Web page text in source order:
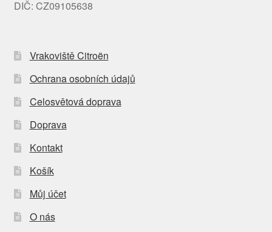
DIČ: CZ09105638
Vrakoviště Citroën
Ochrana osobních údajů
Celosvětová doprava
Doprava
Kontakt
Košík
Můj účet
O nás